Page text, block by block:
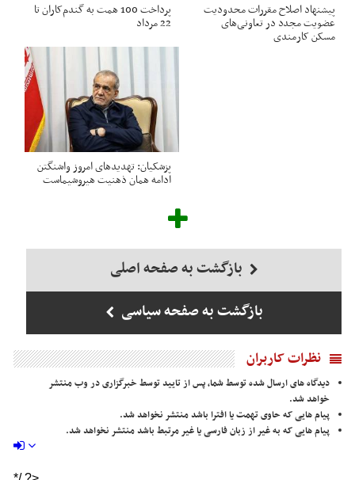
پیشنهاد اصلاح مقررات محدودیت
عضویت مجدد در تعاونی‌های
مسکن کارمندی
پرداخت 100 همت به گندم‌کاران تا
22 مرداد
پزشکیان: تهدیدهای امروز واشنگتن
ادامه همان ذهنیت هیروشیماست
بازگشت به صفحه اصلی
بازگشت به صفحه سیاسی
نظرات کاربران
دیدگاه های ارسال شده توسط شما، پس از تایید توسط خبرگزاری در وب منتشر
خواهد شد.
پیام هایی که حاوی تهمت یا افترا باشد منتشر نخواهد شد.
پیام هایی که به غیر از زبان فارسی یا غیر مرتبط باشد منتشر نخواهد شد.